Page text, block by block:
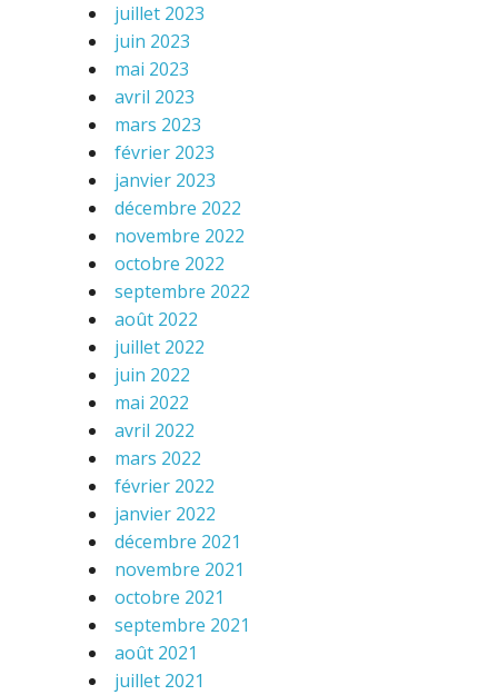
juillet 2023
juin 2023
mai 2023
avril 2023
mars 2023
février 2023
janvier 2023
décembre 2022
novembre 2022
octobre 2022
septembre 2022
août 2022
juillet 2022
juin 2022
mai 2022
avril 2022
mars 2022
février 2022
janvier 2022
décembre 2021
novembre 2021
octobre 2021
septembre 2021
août 2021
juillet 2021